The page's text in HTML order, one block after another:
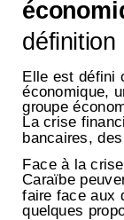
définition
Elle est défini
économique,
groupe
La crise
bancaires,
Face à la
Caraïbe
faire face aux
quelques